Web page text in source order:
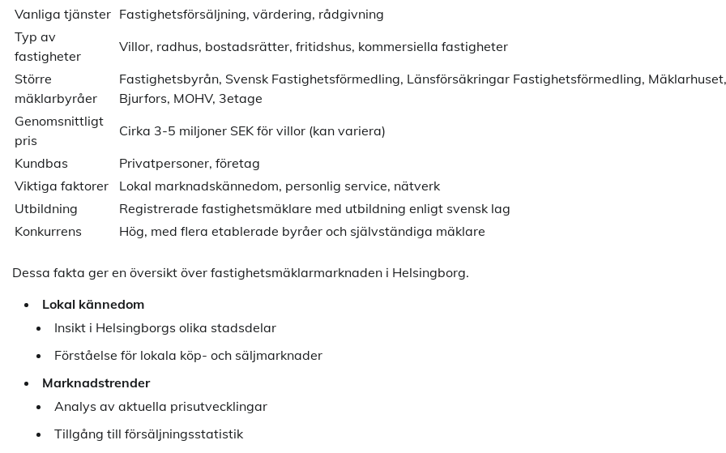
Vanliga tjänster Fastighetsförsäljning, värdering, rådgivning
Typ av
fastigheter
Villor, radhus, bostadsrätter, fritidshus, kommersiella fastigheter
Större
mäklarbyråer
Fastighetsbyrån, Svensk Fastighetsförmedling, Länsförsäkringar Fastighetsförmedling, Mäklarhuset,
Bjurfors, MOHV, 3etage
Genomsnittligt
pris
Cirka 3-5 miljoner SEK för villor (kan variera)
Kundbas
Privatpersoner, företag
Viktiga faktorer
Lokal marknadskännedom, personlig service, nätverk
Utbildning
Registrerade fastighetsmäklare med utbildning enligt svensk lag
Konkurrens
Hög, med flera etablerade byråer och självständiga mäklare
Dessa fakta ger en översikt över fastighetsmäklarmarknaden i Helsingborg.
Lokal kännedom
Insikt i Helsingborgs olika stadsdelar
Förståelse för lokala köp- och säljmarknader
Marknadstrender
Analys av aktuella prisutvecklingar
Tillgång till försäljningsstatistik